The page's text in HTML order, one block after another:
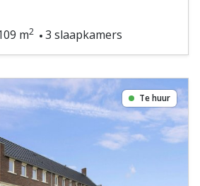
m2 3 slaapkamers
Te huur